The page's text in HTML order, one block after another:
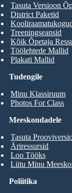
Tudengile
Minu Klassiruum
Photos For Class
Tasuta Versioon
District Paketid
Treeningseansid
Kõik Õpetaja
Töölehtede Mallid
Plakati Mallid
Meeskondadele
Tasuta
Äriressursid
Loo Tööks
Liitu Minu
Poliitika